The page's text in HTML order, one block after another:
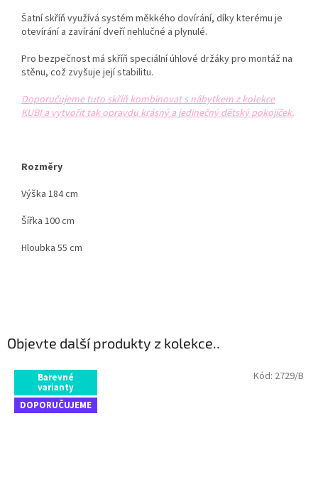
Objevte další produkty z kolekce..
Barevné
varianty
DOPORUČUJEME
Kód: 2729/B
Šatní skříň využívá systém měkkého dovírání, díky kterému je
otevírání a zavírání dveří nehlučné a plynulé.
Pro bezpečnost má skříň speciální úhlové držáky pro montáž na
stěnu, což zvyšuje její stabilitu.
Doporučujeme tuto skříň kombinovat s nábytkem z kolekce
KUBI a vytvořit tak opravdu krásný a jedinečný dětský pokojíček.
Rozměry
Výška 184 cm
Šířka 100 cm
Hloubka 55 cm